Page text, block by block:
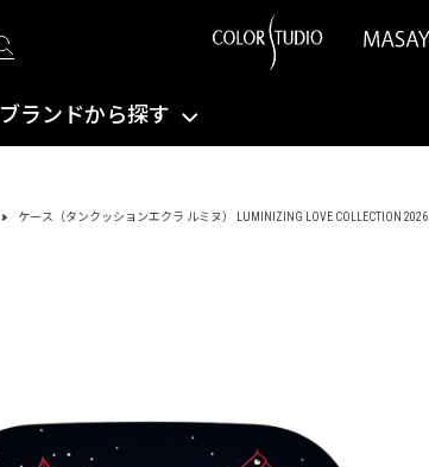
ブランドから探す
ケース（タンクッションエクラ ルミヌ） LUMINIZING LOVE COLLECTION 2026